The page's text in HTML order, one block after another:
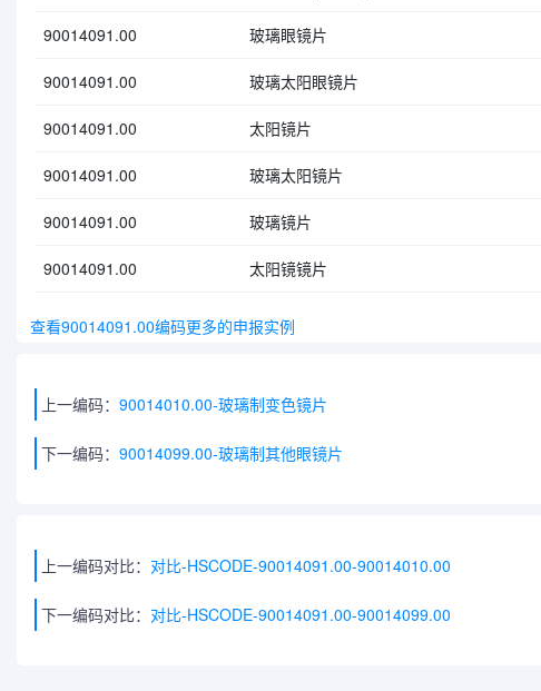
90014091.00 玻璃眼镜片
90014091.00 玻璃太阳眼镜片
90014091.00 太阳镜片
90014091.00 玻璃太阳镜片
90014091.00 玻璃镜片
90014091.00 太阳镜镜片
查看90014091.00编码更多的申报实例
上一编码： 90014010.00-玻璃制变色镜片
下一编码： 90014099.00-玻璃制其他眼镜片
上一编码对比： 对比-HSCODE-90014091.00-90014010.00
下一编码对比： 对比-HSCODE-90014091.00-90014099.00